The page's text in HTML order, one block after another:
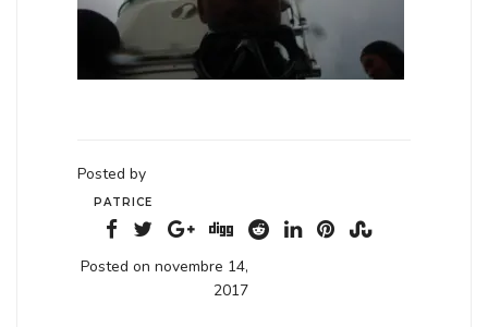
Posted by
PATRICE
Posted on novembre 14,
2017